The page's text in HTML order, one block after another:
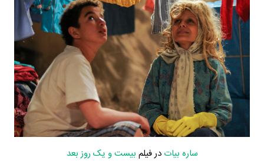
ساره بیات در فیلم بیست و یک روز بعد